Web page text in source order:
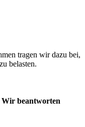
tragen wir dazu bei,
belasten.
Wir beantworten